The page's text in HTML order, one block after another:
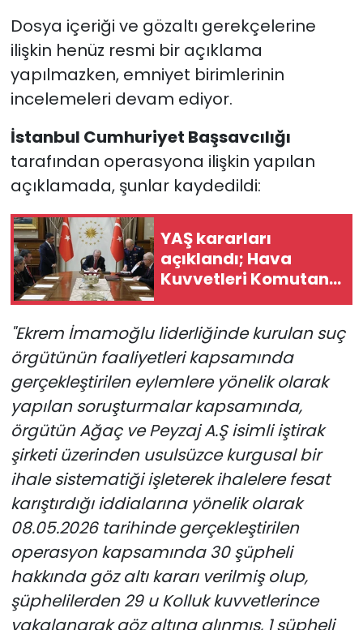
Dosya içeriği ve gözaltı gerekçelerine
ilişkin henüz resmi bir açıklama
yapılmazken, emniyet birimlerinin
incelemeleri devam ediyor.
İstanbul Cumhuriyet Başsavcılığı
tarafından operasyona ilişkin yapılan
açıklamada, şunlar kaydedildi:
YAŞ kararları
açıklandı; Hava
Kuvvetleri Komutanı
değişti
"Ekrem İmamoğlu liderliğinde kurulan suç
örgütünün faaliyetleri kapsamında
gerçekleştirilen eylemlere yönelik olarak
yapılan soruşturmalar kapsamında,
örgütün Ağaç ve Peyzaj A.Ş isimli iştirak
şirketi üzerinden usulsüzce kurgusal bir
ihale sistematiği işleterek ihalelere fesat
karıştırdığı iddialarına yönelik olarak
08.05.2026 tarihinde gerçekleştirilen
operasyon kapsamında 30 şüpheli
hakkında göz altı kararı verilmiş olup,
şüphelilerden 29 u Kolluk kuvvetlerince
yakalanarak göz altına alınmış, 1 şüpheli